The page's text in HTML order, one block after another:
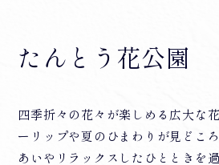
たんとう花公園
四季折々の花々が楽しめる広大な
ーリップや夏のひまわりが見どこ
あいやリラックスしたひとときを